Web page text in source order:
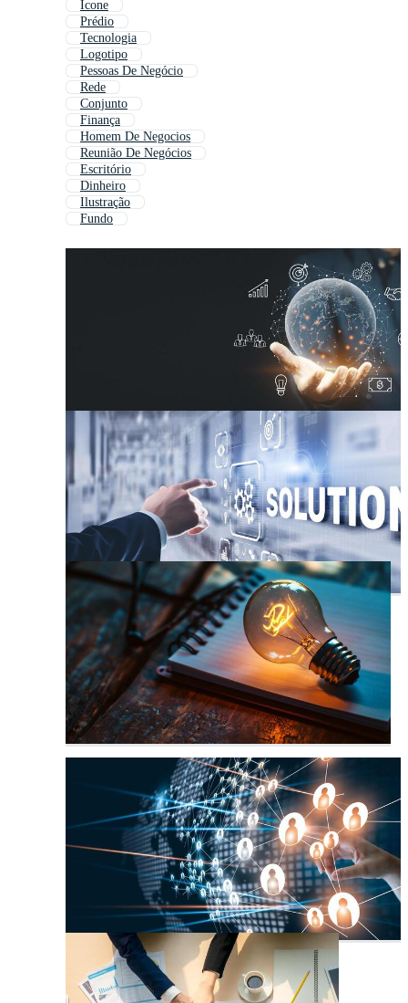
Ícone
Prédio
Tecnologia
Logotipo
Pessoas De Negócio
Rede
Conjunto
Finança
Homem De Negocios
Reunião De Negócios
Escritório
Dinheiro
Ilustração
Fundo